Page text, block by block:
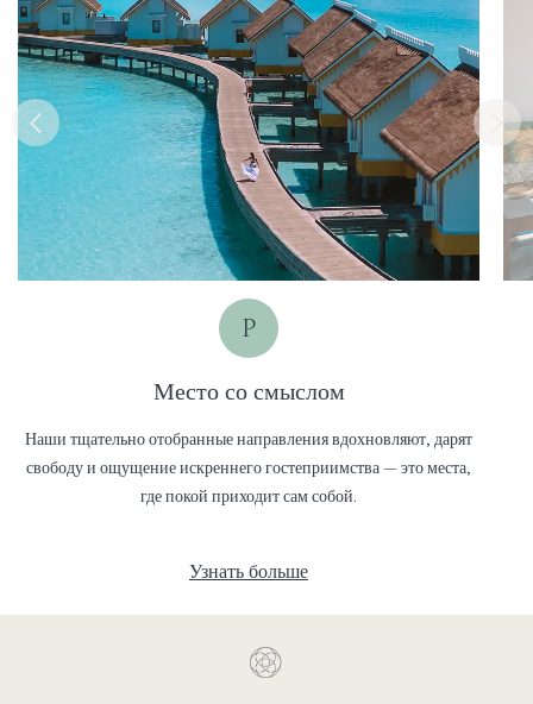
P
Место со смыслом
Наши тщательно отобранные направления вдохновляют, дарят
свободу и ощущение искреннего гостеприимства — это места,
где покой приходит сам собой.
Узнать больше